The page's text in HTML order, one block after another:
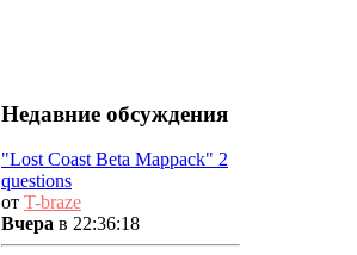
Недавние обсуждения
"Lost Coast Beta Mappack" 2
questions
от T-braze
Вчера в 22:36:18